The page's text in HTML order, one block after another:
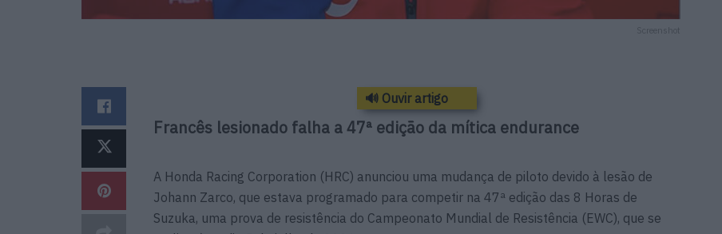
Screenshot
🔊 Ouvir artigo
Francês lesionado falha a 47ª edição da mítica endurance
A Honda Racing Corporation (HRC) anunciou uma mudança de piloto devido à lesão de
Johann Zarco, que estava programado para competir na 47ª edição das 8 Horas de
Suzuka, uma prova de resistência do Campeonato Mundial de Resistência (EWC), que se